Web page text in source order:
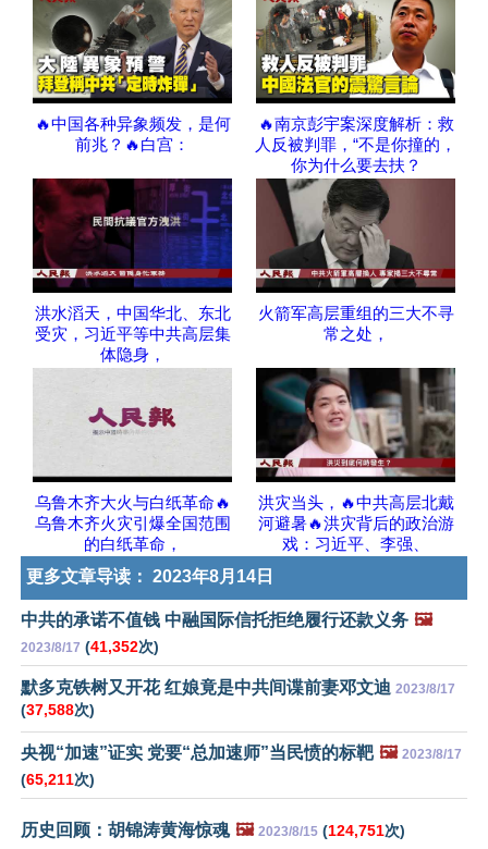
🔥中国各种异象频发，是何
前兆？🔥白宫：
🔥南京彭宇案深度解析：救
人反被判罪，“不是你撞的，
你为什么要去扶？
洪水滔天，中国华北、东北
受灾，习近平等中共高层集
体隐身，
火箭军高层重组的三大不寻
常之处，
乌鲁木齐大火与白纸革命🔥
乌鲁木齐火灾引爆全国范围
的白纸革命，
洪灾当头，🔥中共高层北戴
河避暑🔥洪灾背后的政治游
戏：习近平、李强、
更多文章导读： 2023年8月14日
中共的承诺不值钱 中融国际信托拒绝履行还款义务 🖼️
2023/8/17 (41,352次)
默多克铁树又开花 红娘竟是中共间谍前妻邓文迪 2023/8/17
(37,588次)
央视“加速”证实 党要“总加速师”当民愤的标靶 🖼️ 2023/8/17
(65,211次)
历史回顾：胡锦涛黄海惊魂 🖼️ 2023/8/15 (124,751次)